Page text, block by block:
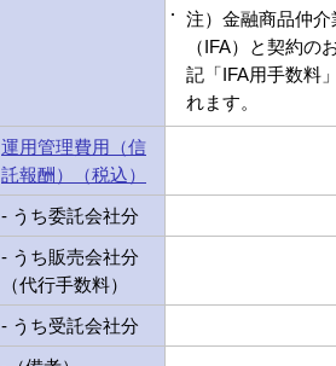
注）金融商品仲介
（IFA）と契約の
記「IFA用手数料
れます。
運用管理費用（信
託報酬）（税込）
- うち委託会社分
- うち販売会社分
（代行手数料）
- うち受託会社分